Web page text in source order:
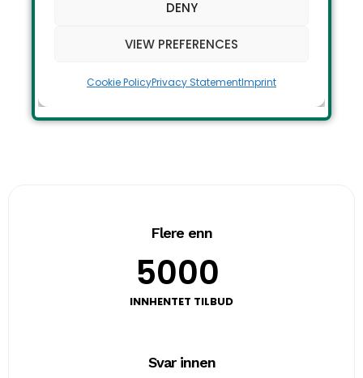
Flere enn
5000
INNHENTET TILBUD
Svar innen